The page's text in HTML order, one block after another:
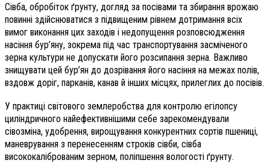
Сівба, обробіток ґрунту, догляд за посівами та збирання врожаю
повинні здійснюватися з підвищеним рівнем дотримання всіх
вимог виконання цих заходів і недопущення розповсюдження
насіння бур’яну, зокрема під час транспортування засміченого
зерна культури не допускати його розсипання зерна. Важливо
знищувати цей бур’ян до дозрівання його насіння на межах полів,
вздовж доріг, парканів, канав й інших місцях, прилеглих до посівів.
У практиці світового землеробства для контролю егілопсу
циліндричного найефективнішими себе зарекомендували
сівозміна, удобрення, вирощування конкурентних сортів пшениці,
маневрування з перенесенням строків сівби, сівба
висококаліброваним зерном, поліпшення вологості ґрунту.